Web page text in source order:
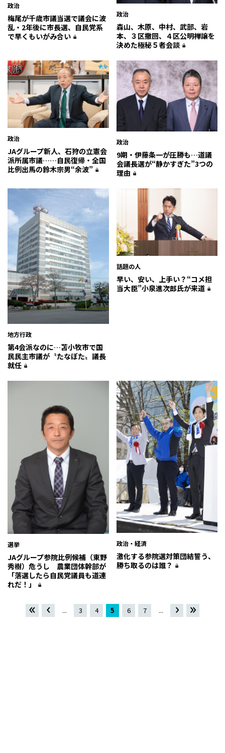
政治
梅尾が千歳市議当選で議会に波
乱・2年後に市長選、自民党系
で早くもいがみ合い
政治
森山、木原、中村、武部、岩
本、３区撤回、４区公明禅譲を
決めた極秘５者会談
政治
JAグループ新人、石狩の立憲会
派所属市議……自民復帰・全国
比例出馬の鈴木宗男“余波”
政治
9期・伊藤条一が圧勝も…道議
会議長選が“静かすぎた”3つの
理由
地方行政
第4会派なのに…苫小牧市で国
民民主市議が〝たなぼた〟議長
就任
話題の人
早い、安い、上手い？――“コメ担
当大臣”小泉進次郎氏が来道
選挙
JAグループ参院比例候補（東野
秀樹）危うし 農業団体幹部が
「落選したら自民党議員も道連
れだ！」
政治・経済
激化する参院選対策――団結誓う、
勝ち取るのは誰？――
«« ... 3 4 5 6 7 ... »